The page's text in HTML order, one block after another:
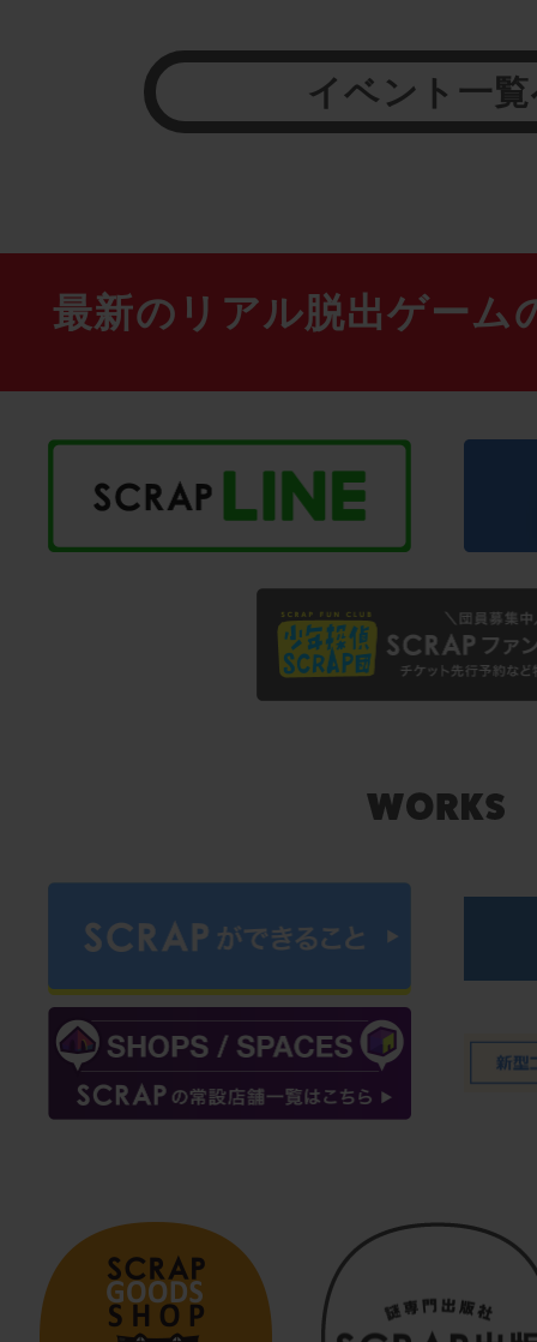
イベント一
最新のリアル脱出ゲーム